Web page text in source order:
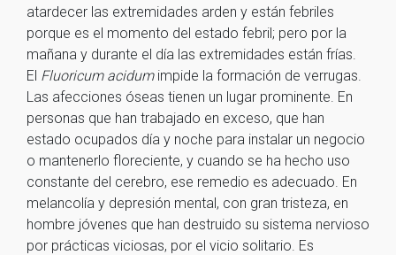
atardecer las extremidades arden y están febriles
porque es el momento del estado febril; pero por la
mañana y durante el día las extremidades están frías.
El Fluoricum acidumimpide la formación de verrugas.
Las afecciones óseas tienen un lugar prominente. En
personas que han trabajado en exceso, que han
estado ocupados día y noche para instalar un negocio
o mantenerlo floreciente, y cuando se ha hecho uso
constante del cerebro, ese remedio es adecuado. En
melancolía y depresión mental, con gran tristeza, en
hombre jóvenes que han destruido su sistema nervioso
por prácticas viciosas, por el vicio solitario. Es